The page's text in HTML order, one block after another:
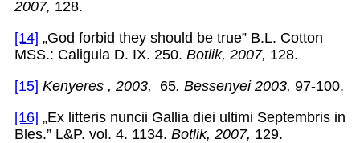
2007, 128.
[14] „God forbid they should be true” B.L. Cotton
MSS.: Caligula D. IX. 250. Botlik, 2007, 128.
[15] Kenyeres , 2003, 65. Bessenyei 2003, 97-100.
[16] „Ex litteris nuncii Gallia diei ultimi Septembris in
Bles.” L&P. vol. 4. 1134. Botlik, 2007, 129.